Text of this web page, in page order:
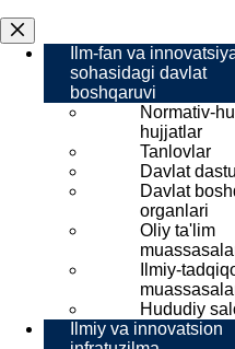
Ilm-fan va
sohasidagi davlat
boshqaruvi
Normativ-
hujjatlar
Tanlovlar
Davlat
Davlat
organlari
Oliy ta'lim
Ilmiy-
Hududiy
Ilmiy va innovatsion